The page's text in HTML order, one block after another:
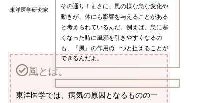
東洋医学研究家
その通り！まさに、風の様な急な変化や
動きが、体にも影響を与えることがある
と考えられているんだ。例えば、急に寒
くなった時に風邪を引きやすくなるの
も、『風』の作用の一つと捉えることが
できるんだよ。
風とは。
東洋医学では、病気の原因となるものの一